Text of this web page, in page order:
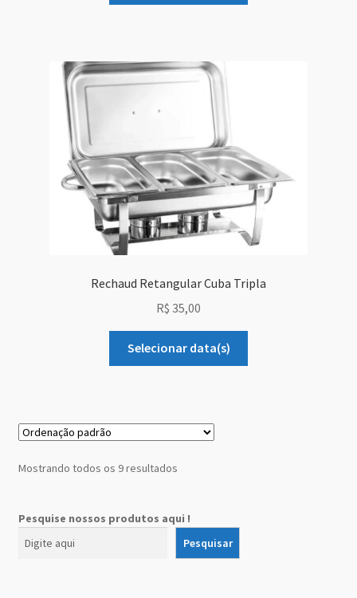
Rechaud Retangular Cuba Tripla
R$ 35,00
Selecionar data(s)
Mostrando todos os 9 resultados
Pesquise nossos produtos aqui !
Pesquisar